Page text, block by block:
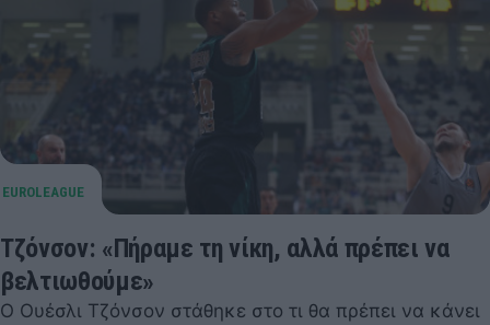
Τζόνσον: «Πήραμε τη νίκη, αλλά πρέπει να
βελτιωθούμε»
Ο Ουέσλι Τζόνσον στάθηκε στο τι θα πρέπει να κάνει